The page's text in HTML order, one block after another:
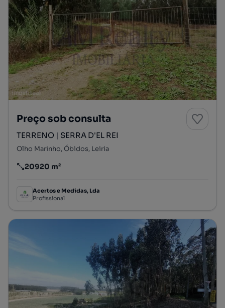
Preço sob consulta
TERRENO | SERRA D'EL REI
Olho Marinho, Óbidos, Leiria
Preço por metro quadrado
20920 m²
Acertos e Medidas, Lda
Profissional